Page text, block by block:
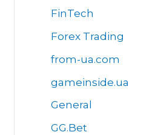
FinTech
Forex Trading
from-ua.com
gameinside.ua
General
GG.Bet